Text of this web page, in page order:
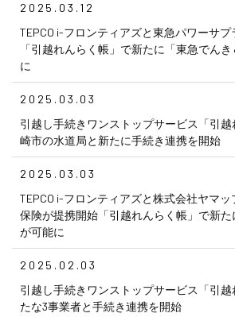
2025.03.12
TEPCO i-フロンティアズと東急パワーサ
「引越れんらく帳」で新たに「東急でん
に
2025.03.03
引越し手続きワンストップサービス「引
崎市の水道局と新たに手続き連携を開始
2025.03.03
TEPCO i-フロンティアズと株式会社ヤマ
保険が提携開始「引越れんらく帳」で新
が可能に
2025.02.03
引越し手続きワンストップサービス「引
たな3事業者と手続き連携を開始